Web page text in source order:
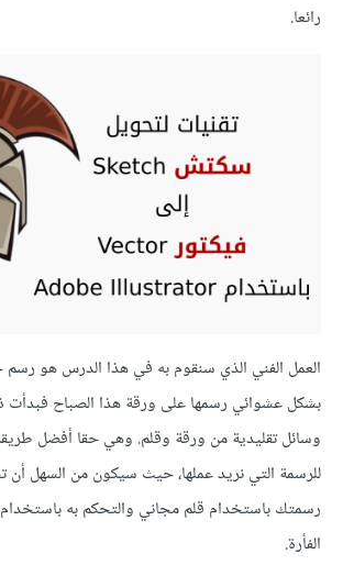
رائعا.
العمل الفني الذي سنقوم به في هذا الدرس هو
بشكل عشوائي رسمها على ورقة هذا الصباح فبدأت
وسائل تقليدية من ورقة وقلم. وهي حقا أفضل
للرسمة التي نريد عملها، حيث سيكون من السهل
رسمتك باستخدام قلم مجاني والتحكم به
الفأرة.